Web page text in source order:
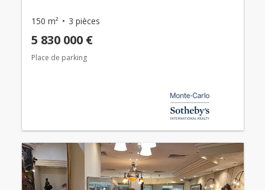
150 m² 3 pièces
5 830 000 €
Place de parking